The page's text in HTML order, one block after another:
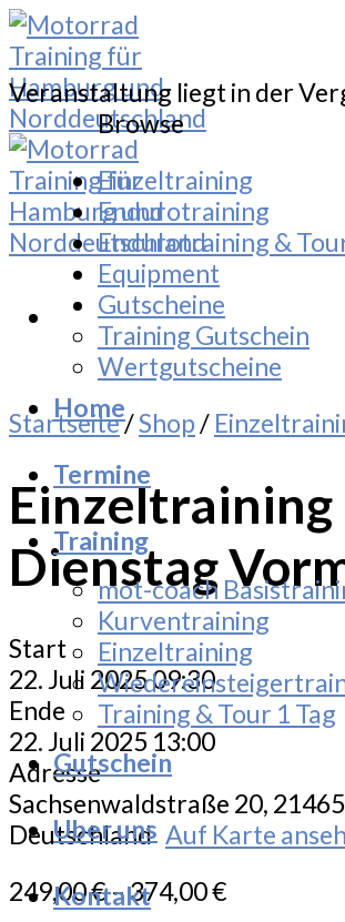
Skip
to
content
Home
Termine
Training
mot-coach
Kurventraining
Einzeltraining
Training & Tour 1 Tag
Gutschein
Uber uns
Kontakt
Veranstaltung liegt in der
Startseite/Shop/
Einzeltraining
Dienstag
Start
22. Juli 2025 09:30
Ende
22. Juli 2025 13:00
Adresse
Sachsenwaldstraße 20,
Deutschland Auf Karte
249,00€–374,00€
Browse
Einzeltraining
Endurotraining
Endurotraining &
Equipment
Gutscheine
Training Gutschein
Wertgutscheine